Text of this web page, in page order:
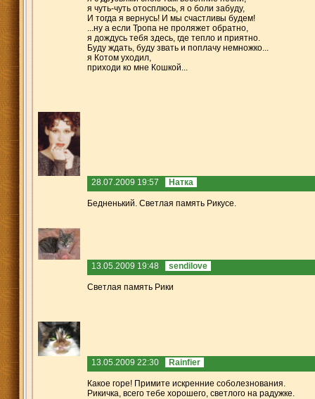
я чуть-чуть отосплюсь, я о боли забуду,
И тогда я вернусь! И мы счастливы будем!
...ну а если Тропа не проляжет обратно,
я дождусь тебя здесь, где тепло и приятно.
Буду ждать, буду звать и поплачу немножко...
я Котом уходил,
приходи ко мне Кошкой...
28.07.2009 19:57 Натка
Бедненький. Светлая память Рикусе.
13.05.2009 19:48 sendilove
Светлая память Рики
13.05.2009 22:30 Rainfier
Какое горе! Примите искренние соболезнования.
Рикичка, всего тебе хорошего, светлого на радужке.